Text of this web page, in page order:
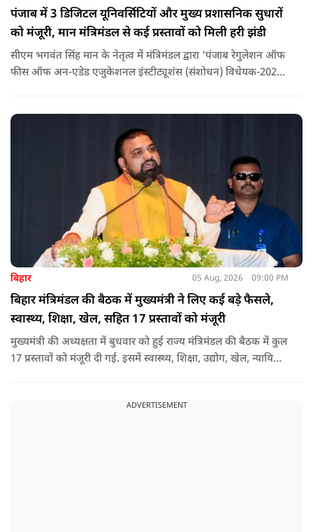
पंजाब में 3 डिजिटल यूनिवर्सिटियों और मुख्य प्रशासनिक सुधारों
को मंजूरी, मान मंत्रिमंडल से कई प्रस्तावों को मिली हरी झंडी
सीएम भगवंत सिंह मान के नेतृत्व में मंत्रिमंडल द्वारा 'पंजाब रेगुलेशन ऑफ
फीस ऑफ अन-एडेड एजुकेशनल इंस्टीट्यूशंस (संशोधन) विधेयक-2026'
अन्य प्रस्तावों को भी मंजूरी दी गई है.
बिहार 05 Aug, 2026 09:00 PM
बिहार मंत्रिमंडल की बैठक में मुख्यमंत्री ने लिए कई बड़े फैसले,
स्वास्थ्य, शिक्षा, खेल, सहित 17 प्रस्तावों को मंजूरी
मुख्यमंत्री की अध्यक्षता में बुधवार को हुई राज्य मंत्रिमंडल की बैठक में कुल
17 प्रस्तावों को मंजूरी दी गई. इसमें स्वास्थ्य, शिक्षा, उद्योग, खेल, न्यायिक
ADVERTISEMENT